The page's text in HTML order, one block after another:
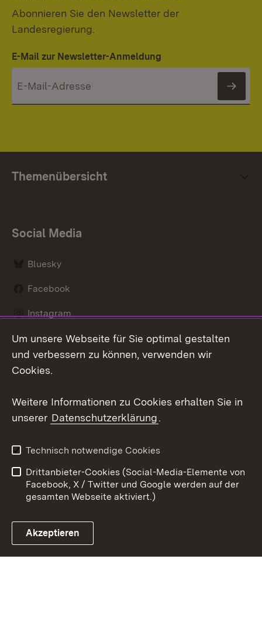
Abonnieren Sie den Newsletter der
Landesregierung.
E-Mail zur Newsletter-Anmeldung
Themenübersicht
Social Media
Bluesky
Facebook
Instagram
LinkedIn
Link zum Landesportal
Datenschutz
Barrierefreiheit
Impressum
Cookies
Um unsere Webseite für Sie optimal gestalten
und verbessern zu können, verwenden wir
Cookies.
Weitere Informationen zu Cookies erhalten Sie in
unserer Datenschutzerklärung.
Technisch notwendige Cookies
Drittanbieter-Cookies (Social-Media-Elemente von
Facebook, X / Twitter und Google werden auf der
gesamten Webseite aktiviert.)
Akzeptieren